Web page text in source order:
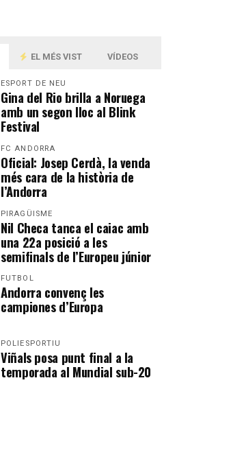
EL MÉS VIST VÍDEOS
ESPORT DE NEU
Gina del Rio brilla a Noruega
amb un segon lloc al Blink
Festival
FC ANDORRA
Oficial: Josep Cerdà, la venda
més cara de la història de
l’Andorra
PIRAGÜISME
Nil Checa tanca el caiac amb
una 22a posició a les
semifinals de l’Europeu júnior
FUTBOL
Andorra convenç les
campiones d’Europa
POLIESPORTIU
Viñals posa punt final a la
temporada al Mundial sub-20